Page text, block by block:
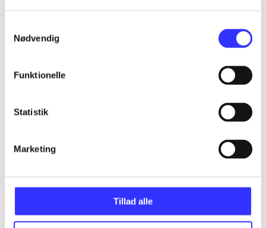
Nødvendig
Funktionelle
Statistik
Marketing
Tillad alle